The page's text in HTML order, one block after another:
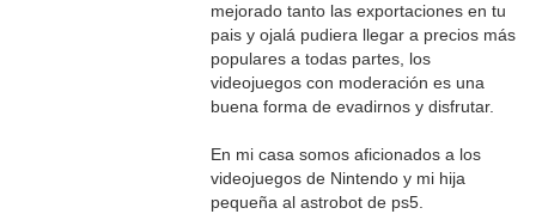
mejorado tanto las exportaciones en tu
pais y ojalá pudiera llegar a precios más
populares a todas partes, los
videojuegos con moderación es una
buena forma de evadirnos y disfrutar.
En mi casa somos aficionados a los
videojuegos de Nintendo y mi hija
pequeña al astrobot de ps5.